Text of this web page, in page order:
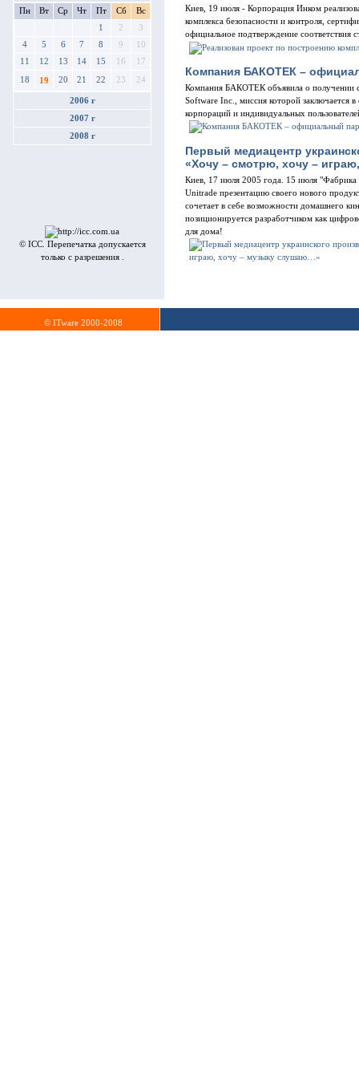
Пн Вт Ср Чт Пт Сб
Вс
1
2
3
4
5 6 7 8 9
10
11
12 13 14 15 16 17
18 19 20 21 22 23 24
2006 г
2007 г
2008 г
© ICC. Перепечатка допускается
только с разрешения .
Киев, 19 июля - Корпорация Инком
комплекса безопасности и контроля,
официальное подтверждение соответствия
Компания БАКОТЕК –
Компания БАКОТЕК объявила о получении
Software Inc., миссия которой заключается
корпораций и индивидуальных
Первый медиацентр
«Хочу – смотрю, хочу –
Киев, 17 июля 2005 года. 15 июля "Фабрика
Unitrade презентацию своего нового
сочетает в себе возможности домашнего
позиционируется разработчиком как
для дома!
© ITware 2000-2008